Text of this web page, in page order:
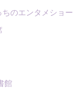
ちのエンタメショー
館